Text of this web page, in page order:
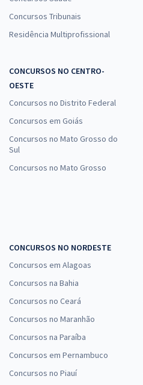
Concursos Tribunais
Residência Multiprofissional
CONCURSOS NO CENTRO-
OESTE
Concursos no Distrito Federal
Concursos em Goiás
Concursos no Mato Grosso do
Sul
Concursos no Mato Grosso
CONCURSOS NO NORDESTE
Concursos em Alagoas
Concursos na Bahia
Concursos no Ceará
Concursos no Maranhão
Concursos na Paraíba
Concursos em Pernambuco
Concursos no Piauí